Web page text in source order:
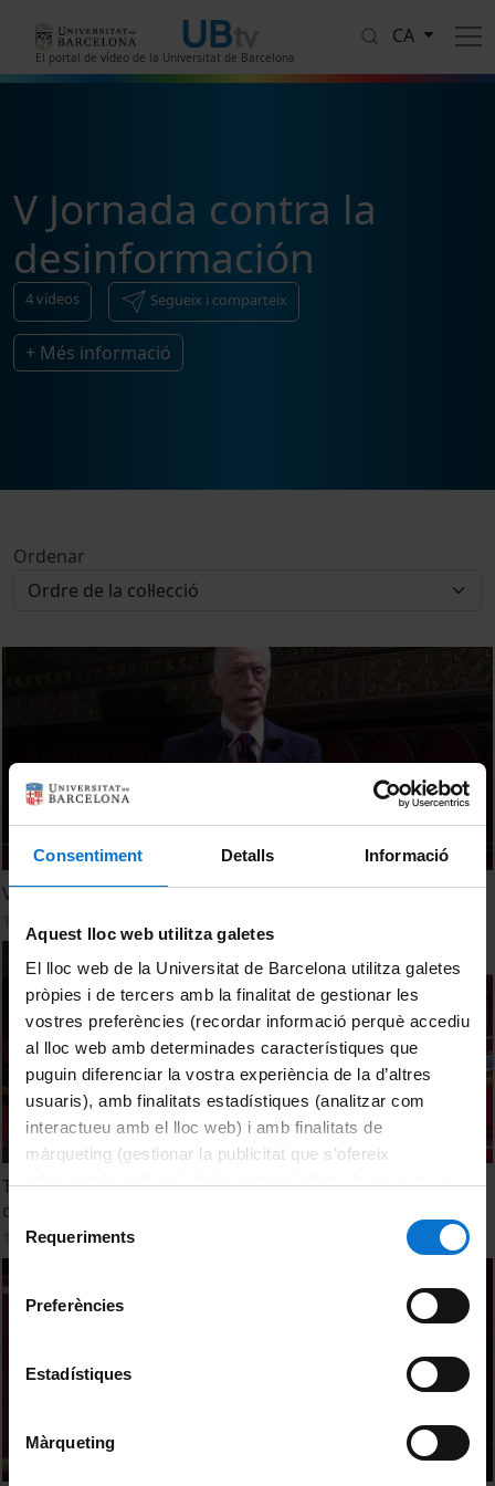
Consentiment Detalls Informació
Aquest lloc web utilitza galetes
El lloc web de la Universitat de Barcelona utilitza galetes
pròpies i de tercers amb la finalitat de gestionar les
vostres preferències (recordar informació perquè accediu
al lloc web amb determinades característiques que
puguin diferenciar la vostra experiència de la d’altres
usuaris), amb finalitats estadístiques (analitzar com
interactueu amb el lloc web) i amb finalitats de
màrqueting (gestionar la publicitat que s’ofereix
consultar laPolítica de galetes del lloc web de la
Selecció
Requeriments
Preferències
Estadístiques
Màrqueting
El portal de vídeo de la Universitat de Barcelona
CA
V Jornada contra la
desinformación
4vídeos Segueix i comparteix
+ Més informació
Ordenar
V Jornada contra la desinformación. Apertura del curso
Taller: Cómo identificar desinformación. Resumen del
curso
10 juny, 2022